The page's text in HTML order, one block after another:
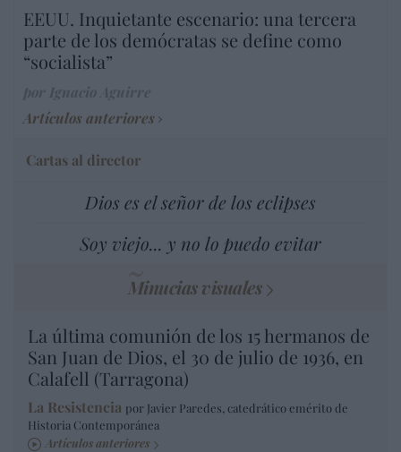
EEUU. Inquietante escenario: una tercera
parte de los demócratas se define como
“socialista”
Artículos anteriores
Cartas al director
Dios es el señor de los eclipses
Soy viejo... y no lo puedo evitar
Minucias visuales
La última comunión de los 15 hermanos de
San Juan de Dios, el 30 de julio de 1936, en
Calafell (Tarragona)
La Resistencia por Javier Paredes, catedrático emérito de
Historia Contemporánea
Artículos anteriores